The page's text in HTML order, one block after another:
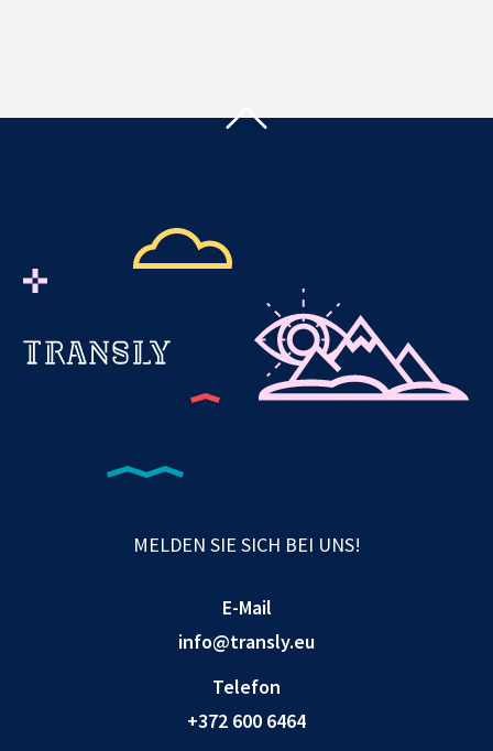
MELDEN SIE SICH BEI UNS!
E-Mail
info@transly.eu
Telefon
+372 600 6464